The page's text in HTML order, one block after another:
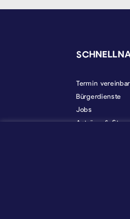
Termin
Bürgerdienste
Jobs
Anträge &